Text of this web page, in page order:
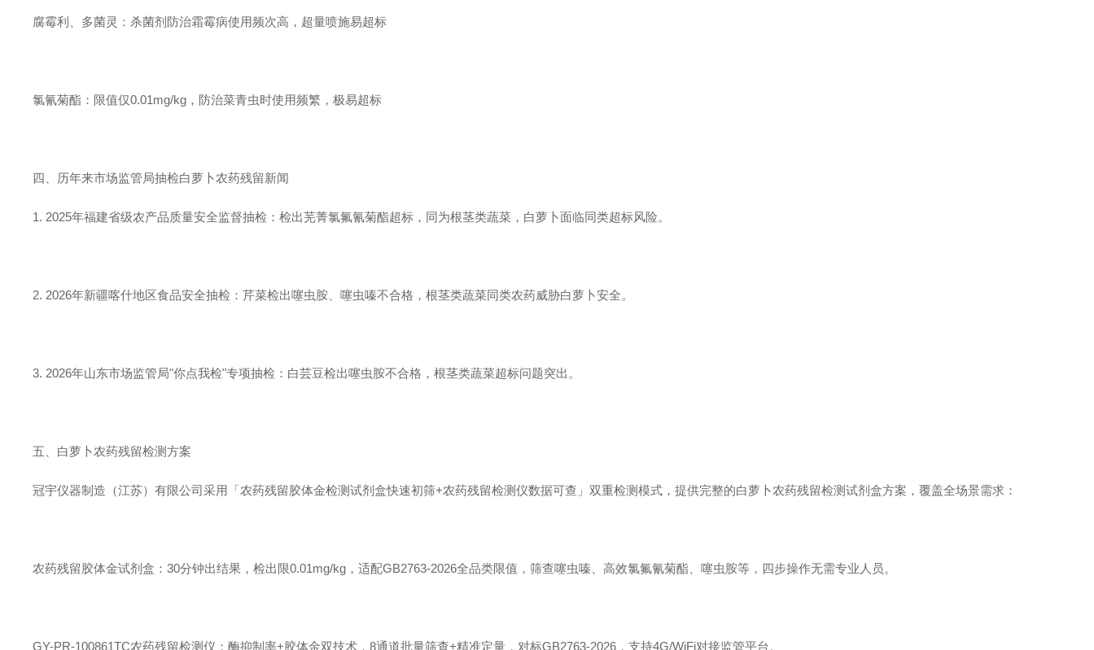
腐霉利、多菌灵：杀菌剂防治霜霉病使用频次高，超量喷施易超标
氯氰菊酯：限值仅0.01mg/kg，防治菜青虫时使用频繁，极易超标
四、历年来市场监管局抽检白萝卜农药残留新闻
1. 2025年福建省级农产品质量安全监督抽检：检出芜菁氯氟氰菊酯超标，同为根茎类蔬菜，白萝卜面临同类超标风险。
2. 2026年新疆喀什地区食品安全抽检：芹菜检出噻虫胺、噻虫嗪不合格，根茎类蔬菜同类农药威胁白萝卜安全。
3. 2026年山东市场监管局"你点我检"专项抽检：白芸豆检出噻虫胺不合格，根茎类蔬菜超标问题突出。
五、白萝卜农药残留检测方案
冠宇仪器制造（江苏）有限公司采用「农药残留胶体金检测试剂盒快速初筛+农药残留检测仪数据可查」双重检测模式，提供完整的白萝卜农药残留检测试剂盒方案，覆盖全场景需求：
农药残留胶体金试剂盒：30分钟出结果，检出限0.01mg/kg，适配GB2763-2026全品类限值，筛查噻虫嗪、高效氯氟氰菊酯、噻虫胺等，四步操作无需专业人员。
GY-PR-100861TC农药残留检测仪：酶抑制率+胶体金双技术，8通道批量筛查+精准定量，对标GB2763-2026，支持4G/WiFi对接监管平台。